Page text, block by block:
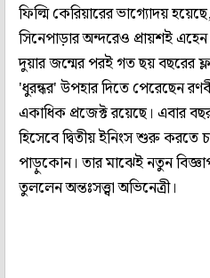
ফিল্মি কেরিয়ারের ভাগ্যোদয়
সিনেপাড়ার অন্দরেও প্রায়শই
দুয়ার জন্মের পরই গত ছয় বছরের
'ধুরন্ধর' উপহার দিতে পেরেছেন
একাধিক প্রজেক্ট রয়েছে। এবার
হিসেবে দ্বিতীয় ইনিংস শুরু করতে
পাড়ুকোন। তার মাঝেই নতুন
তুললেন অন্তঃসত্ত্বা অভিনেত্রী।